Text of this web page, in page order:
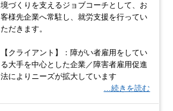
境づくりを支えるジョブコーチとして、お
客様先企業へ常駐し、就労支援を行ってい
ただきます。
【クライアント】：障がい者雇用をしてい
る大手を中心とした企業／障害者雇用促進
法によりニーズが拡大しています
…続きを読む